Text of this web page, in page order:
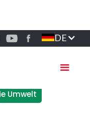
DE
Umwelt